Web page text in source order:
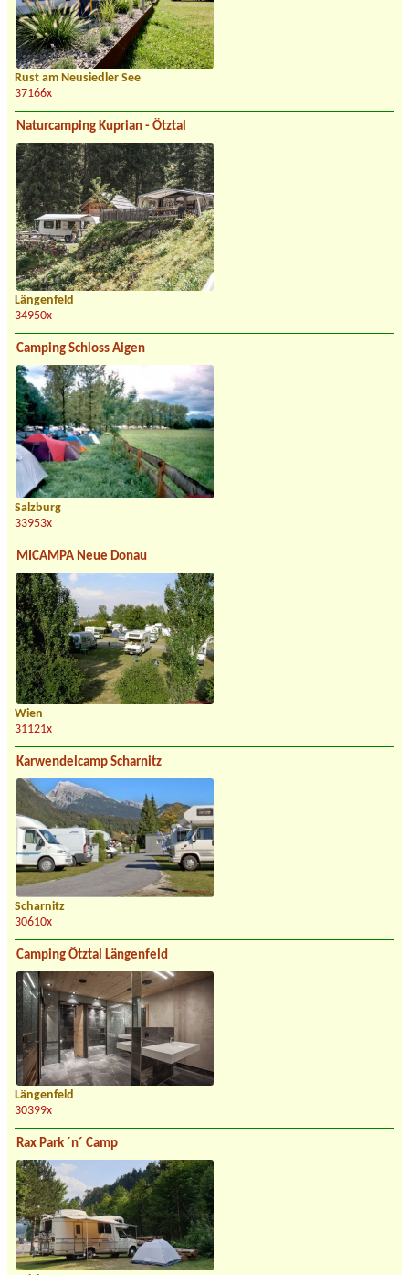
Rust am Neusiedler See
37166x
Naturcamping Kuprian - Ötztal
Längenfeld
34950x
Camping Schloss Aigen
Salzburg
33953x
MICAMPA Neue Donau
Wien
31121x
Karwendelcamp Scharnitz
Scharnitz
30610x
Camping Ötztal Längenfeld
Längenfeld
30399x
Rax Park ´n´ Camp